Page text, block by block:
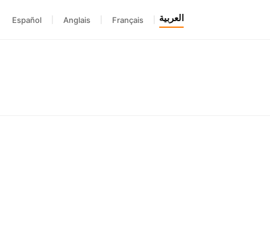
العربية Français
Anglais
Español